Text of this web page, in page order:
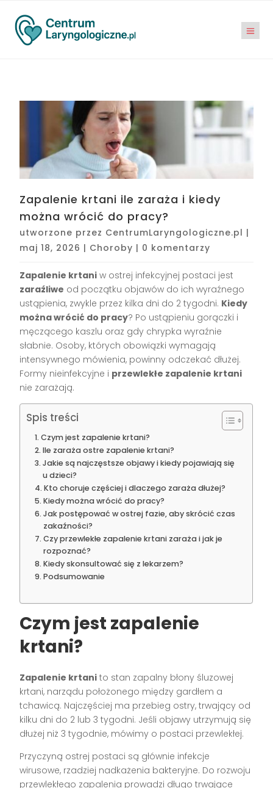
Zapalenie krtani ile zaraża i kiedy
można wrócić do pracy?
utworzone przez CentrumLaryngologiczne.pl |
maj 18, 2026 | Choroby | 0 komentarzy
Zapalenie krtani w ostrej infekcyjnej postaci jest
zaraźliwe od początku objawów do ich wyraźnego
ustąpienia, zwykle przez kilka dni do 2 tygodni. Kiedy
można wrócić do pracy? Po ustąpieniu gorączki i
męczącego kaszlu oraz gdy chrypka wyraźnie
słabnie. Osoby, których obowiązki wymagają
intensywnego mówienia, powinny odczekać dłużej.
Formy nieinfekcyjne i przewlekłe zapalenie krtani
nie zarażają.
Spis treści
Czym jest zapalenie krtani?
Ile zaraża ostre zapalenie krtani?
Jakie są najczęstsze objawy i kiedy pojawiają się
u dzieci?
Kto choruje częściej i dlaczego zaraża dłużej?
Kiedy można wrócić do pracy?
Jak postępować w ostrej fazie, aby skrócić czas
zakaźności?
Czy przewlekłe zapalenie krtani zaraża i jak je
rozpoznać?
Kiedy skonsultować się z lekarzem?
Podsumowanie
Czym jest zapalenie
krtani?
Zapalenie krtani to stan zapalny błony śluzowej
krtani, narządu położonego między gardłem a
tchawicą. Najczęściej ma przebieg ostry, trwający od
kilku dni do 2 lub 3 tygodni. Jeśli objawy utrzymują się
dłużej niż 3 tygodnie, mówimy o postaci przewlekłej.
Przyczyną ostrej postaci są głównie infekcje
wirusowe, rzadziej nadkażenia bakteryjne. Do rozwoju
przewlekłego zapalenia prowadzi długo trwające